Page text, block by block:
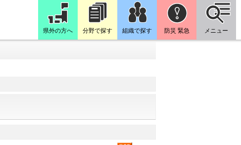
県外の方へ 分野で探す 組織で探す 防災 緊急 メニュー